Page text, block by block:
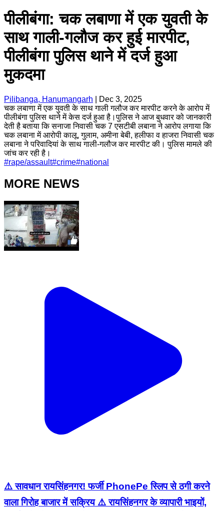
पीलीबंगा: चक लबाणा में एक युवती के
साथ गाली-गलौज कर हुई मारपीट,
पीलीबंगा पुलिस थाने में दर्ज हुआ
मुकदमा
Pilibanga, Hanumangarh
Dec 3, 2025
चक लबाणा में एक युवती के साथ गाली गलौज कर मारपीट करने के आरोप में
पीलीबंगा पुलिस थाने में केस दर्ज हुआ है।पुलिस ने आज बुधवार को जानकारी
देती है बताया कि सनाजा निवासी चक 7 एसटीबी लबाना ने आरोप लगाया कि
चक लबाना में आरोपी कालू, गुलाम, अमीना बेबी, हलीफा व हाजरा निवासी चक
लबाना ने परिवादियां के साथ गाली-गलौज कर मारपीट की। पुलिस मामले की
जांच कर रही है।
#rape/assault#crime#national
MORE NEWS
⚠️ सावधान रायसिंहनगर! फर्जी PhonePe स्लिप से ठगी करने
वाला गिरोह बाजार में सक्रिय ⚠️ रायसिंहनगर के व्यापारी भाइयों,